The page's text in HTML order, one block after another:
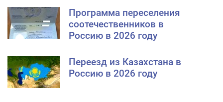
Программа переселения
соотечественников в
Россию в 2026 году
Переезд из Казахстана в
Россию в 2026 году